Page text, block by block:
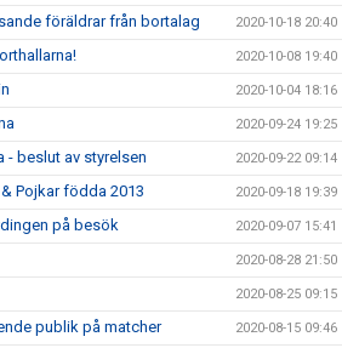
föräldrar från bortalag 2020-10-18 20:40
2020-10-08 19:40
2020-10-04 18:16
2020-09-24 19:25
- beslut av styrelsen 2020-09-22 09:14
Pojkar födda 2013 2020-09-18 19:39
på besök 2020-09-07 15:41
2020-08-28 21:50
2020-08-25 09:15
publik på matcher 2020-08-15 09:46